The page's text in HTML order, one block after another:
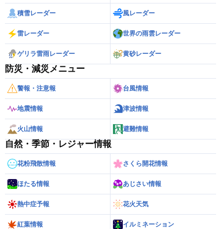
積雪レーダー 風レーダー
雷レーダー 世界の雨雲レーダー
ゲリラ雷雨レーダー 黄砂レーダー
防災・減災メニュー
警報・注意報 台風情報
地震情報 津波情報
火山情報 避難情報
自然・季節・レジャー情報
花粉飛散情報 さくら開花情報
ほたる情報 あじさい情報
熱中症予報 花火天気
紅葉情報 イルミネーション